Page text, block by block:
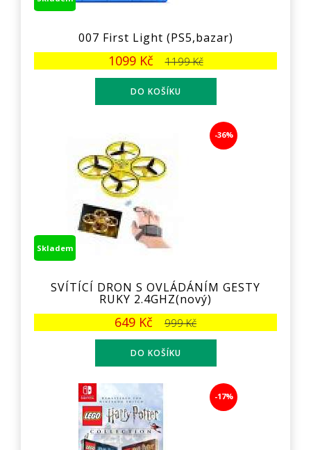
007 First Light (PS5,bazar)
1099 Kč 1199 Kč
-36%
Skladem
SVÍTÍCÍ DRON S OVLÁDÁNÍM GESTY
RUKY 2.4GHZ(nový)
649 Kč 999 Kč
-17%